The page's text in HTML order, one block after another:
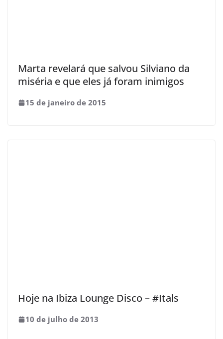
Marta revelará que salvou Silviano da
miséria e que eles já foram inimigos
15 de janeiro de 2015
Hoje na Ibiza Lounge Disco – #Itals
10 de julho de 2013